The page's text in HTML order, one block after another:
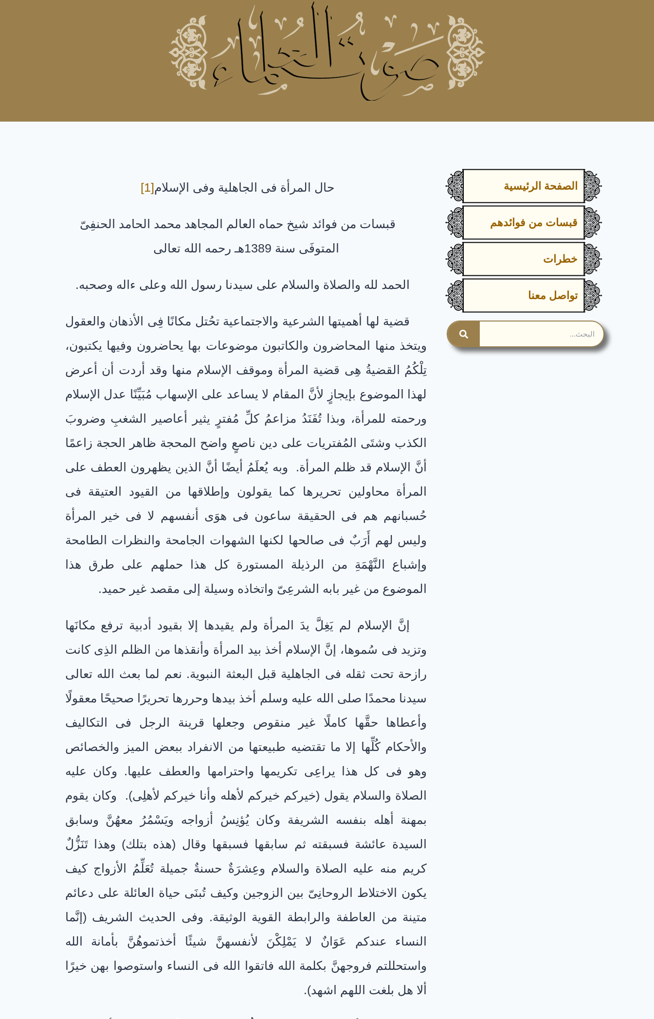
الصفحة الرئيسية
قبسات من فوائدهم
خطرات
تواصل معنا
حال المرأة فى الجاهلية وفى الإسلام[1]
قبسات من فوائد شيخ حماه العالم المجاهد محمد الحامد الحنفِىّ
المتوفَى سنة 1389هـ رحمه الله تعالى
الحمد لله والصلاة والسلام على سيدنا رسول الله وعلى ءاله وصحبه.
قضية لها أهميتها الشرعية والاجتماعية تحُتل مكانًا فِى الأذهان والعقول
ويتخذ منها المحاضرون والكاتبون موضوعات بها يحاضرون وفيها يكتبون،
تِلْكُمُ القضيةُ هِى قضية المرأة وموقف الإسلام منها وقد أردت أن أعرض
لهذا الموضوع بإيجازٍ لأنَّ المقام لا يساعد على الإسهاب مُبَيِّنًا عدل الإسلام
ورحمته للمرأة، وبذا تُفَنَدُ مزاعمُ كلِّ مُفترٍ يثير أعاصير الشغبِ وضروبَ
الكذب وشتَى المُفتريات على دين ناصعٍ واضح المحجة ظاهر الحجة زاعمًا
أنَّ الإسلام قد ظلم المرأة. وبه يُعلَمُ أيضًا أنَّ الذين يظهرون العطف على
المرأة محاولين تحريرها كما يقولون وإطلاقها من القيود العتيقة فى
حُسبانهم هم فى الحقيقة ساعون فى هوَى أنفسهم لا فى خير المرأة
وليس لهم أَرَبٌ فى صالحها لكنها الشهوات الجامحة والنظرات الطامحة
وإشباع النَّهْمَةِ من الرذيلة المستورة كل هذا حملهم على طرق هذا
الموضوع من غير بابه الشرعِىّ واتخاذه وسيلة إلى مقصد غير حميد.
إنَّ الإسلام لم يَغِلَّ يدَ المرأة ولم يقيدها إلا بقيود أدبية ترفع مكانَها
وتزيد فى سُموها، إنَّ الإسلام أخذ بيد المرأة وأنقذها من الظلم الذِى كانت
رازحة تحت ثقله فى الجاهلية قبل البعثة النبوية. نعم لما بعث الله تعالى
سيدنا محمدًا صلى الله عليه وسلم أخذ بيدها وحررها تحريرًا صحيحًا معقولًا
وأعطاها حقَّها كاملًا غير منقوص وجعلها قرينة الرجل فى التكاليف
والأحكام كُلِّها إلا ما تقتضيه طبيعتها من الانفراد ببعض الميز والخصائص
وهو فى كل هذا يراعِى تكريمها واحترامها والعطف عليها. وكان عليه
الصلاة والسلام يقول (خيركم خيركم لأهله وأنا خيركم لأهلِى). وكان يقوم
بمهنة أهله بنفسه الشريفة وكان يُؤنِسُ أزواجه ويَسْمُرُ معهُنَّ وسابق
السيدة عائشة فسبقته ثم سابقها فسبقها وقال (هذه بتلك) وهذا تَنَزُّلٌ
كريم منه عليه الصلاة والسلام وعِشرَةٌ حسنةٌ جميلة تُعَلِّمُ الأزواج كيف
يكون الاختلاط الروحانِىّ بين الزوجين وكيف تُبنَى حياة العائلة على دعائم
متينة من العاطفة والرابطة القوية الوثيقة. وفى الحديث الشريف (إنَّما
النساء عندكم عَوَانٌ لا يَمْلِكْنَ لأنفسهنَّ شيئًا أخذتموهُنَّ بأمانة الله
واستحللتم فروجهنَّ بكلمة الله فاتقوا الله فى النساء واستوصوا بهن خيرًا
ألا هل بلغت اللهم اشهد).